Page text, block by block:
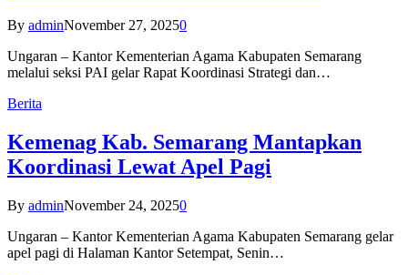
By adminNovember 27, 20250
Ungaran – Kantor Kementerian Agama Kabupaten Semarang
melalui seksi PAI gelar Rapat Koordinasi Strategi dan…
Berita
Kemenag Kab. Semarang Mantapkan
Koordinasi Lewat Apel Pagi
By adminNovember 24, 20250
Ungaran – Kantor Kementerian Agama Kabupaten Semarang gelar
apel pagi di Halaman Kantor Setempat, Senin…